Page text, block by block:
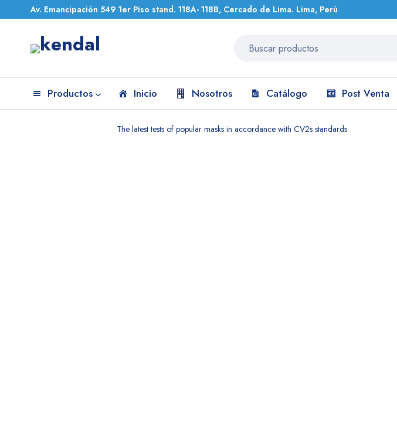
Av. Emancipación 549 1er Piso stand. 118A- 118B, Cercado de Lima. Lima, Perú
Productos Inicio Nosotros Catálogo Post Venta
The latest tests of popular masks in accordance with CV2s standards